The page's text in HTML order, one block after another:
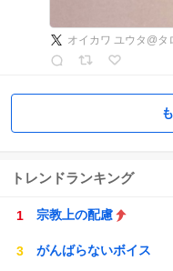
オイカワ ユウタ@タ
トレンドランキング
宗教上の配慮
がんばらないボイス